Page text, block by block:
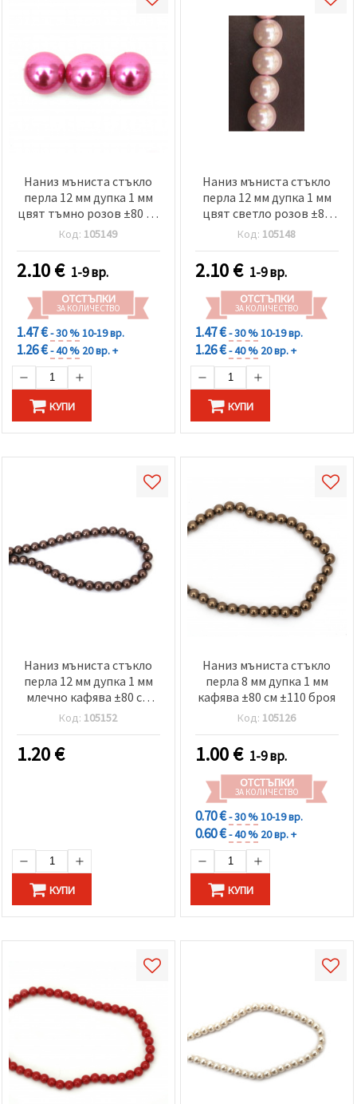
Наниз мъниста стъкло
перла 12 мм дупка 1 мм
цвят тъмно розов ±80 см
±70 броя
Код: 105149
2.10€ 1-9 вр.
ОТСТЪПКИ
ЗА КОЛИЧЕСТВО
1.47 €- 30 %10-19 вр.
1.26 €- 40 % 20 вр. +
КУПИ
Наниз мъниста стъкло
перла 12 мм дупка 1 мм
цвят светло розов ±80
см ±70 броя
Код: 105148
2.10€ 1-9 вр.
ОТСТЪПКИ
ЗА КОЛИЧЕСТВО
1.47 €- 30 %10-19 вр.
1.26 €- 40 % 20 вр. +
КУПИ
Наниз мъниста стъкло
перла 12 мм дупка 1 мм
млечно кафява ±80 см
±76 броя
Код: 105152
1.20€
КУПИ
Наниз мъниста стъкло
перла 8 мм дупка 1 мм
кафява ±80 см ±110 броя
Код: 105126
1.00€ 1-9 вр.
ОТСТЪПКИ
ЗА КОЛИЧЕСТВО
0.70 €- 30 %10-19 вр.
0.60 €- 40 % 20 вр. +
КУПИ